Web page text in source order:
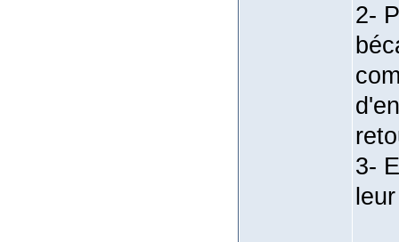
2-
3-